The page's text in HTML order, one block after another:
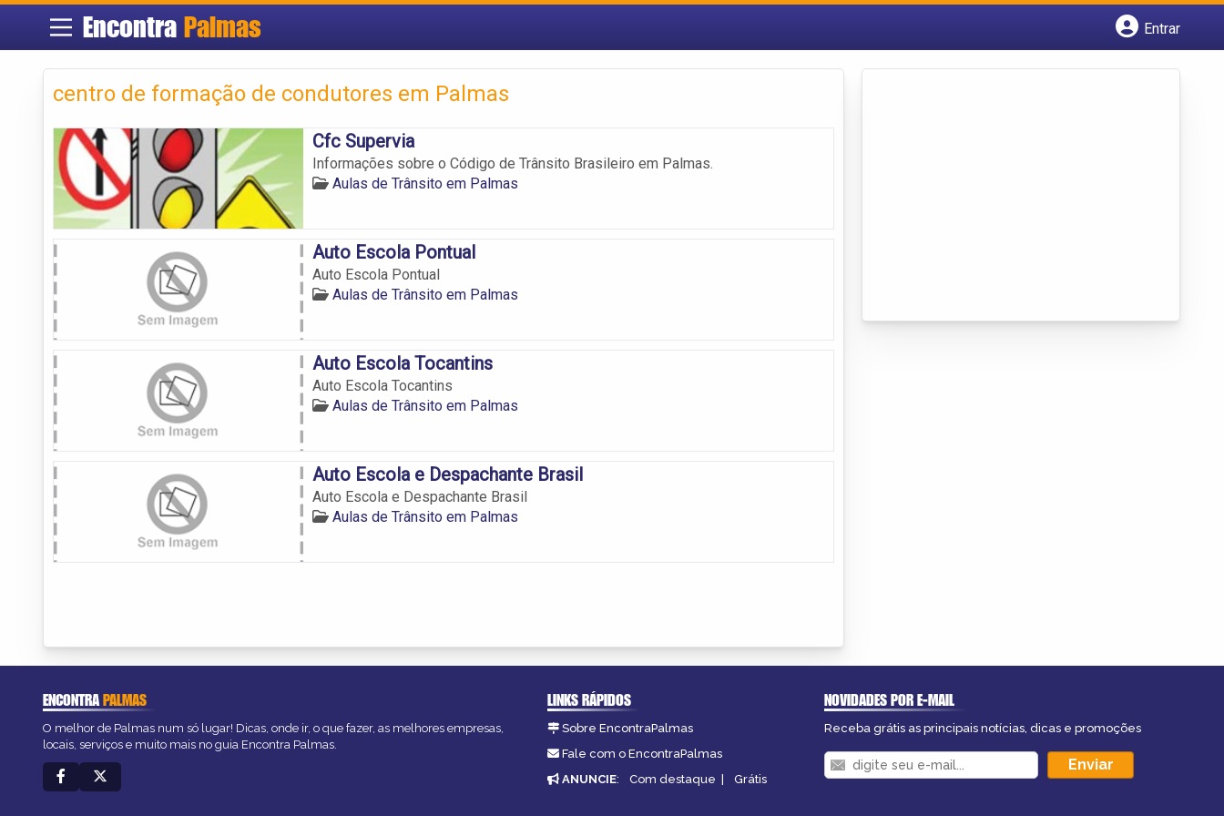
Encontra Palmas
Entrar
centro de formação de condutores em Palmas
Cfc Supervia
Informações sobre o Código de Trânsito Brasileiro em Palmas.
Aulas de Trânsito em Palmas
Auto Escola Pontual
Auto Escola Pontual
Aulas de Trânsito em Palmas
Auto Escola Tocantins
Auto Escola Tocantins
Aulas de Trânsito em Palmas
Auto Escola e Despachante Brasil
Auto Escola e Despachante Brasil
Aulas de Trânsito em Palmas
ENCONTRAPALMAS
O melhor de Palmas num só lugar! Dicas, onde ir, o que fazer, as melhores empresas,
locais, serviços e muito mais no guia Encontra Palmas.
LINKS RÁPIDOS
Sobre EncontraPalmas
Fale com o EncontraPalmas
ANUNCIE: Com destaque | Grátis
NOVIDADES POR E-MAIL
Receba grátis as principais notícias, dicas e promoções